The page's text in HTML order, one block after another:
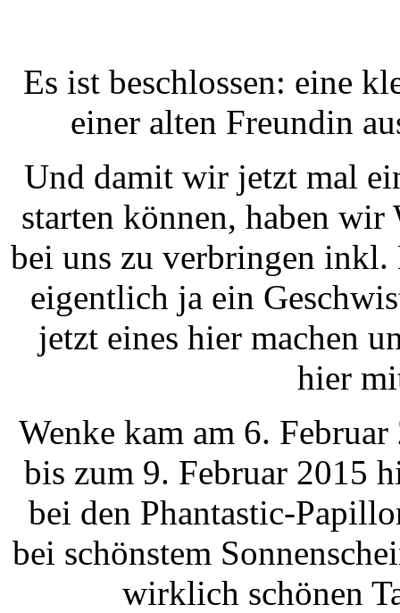
Es ist beschlossen: eine
einer alten Freundin
Und damit wir jetzt mal
starten können, haben wir
bei uns zu verbringen inkl.
eigentlich ja ein
jetzt eines hier machen
hier
Wenke kam am 6.
bis zum 9. Februar 2015
bei den Phantastic-
bei schönstem
wirklich schönen